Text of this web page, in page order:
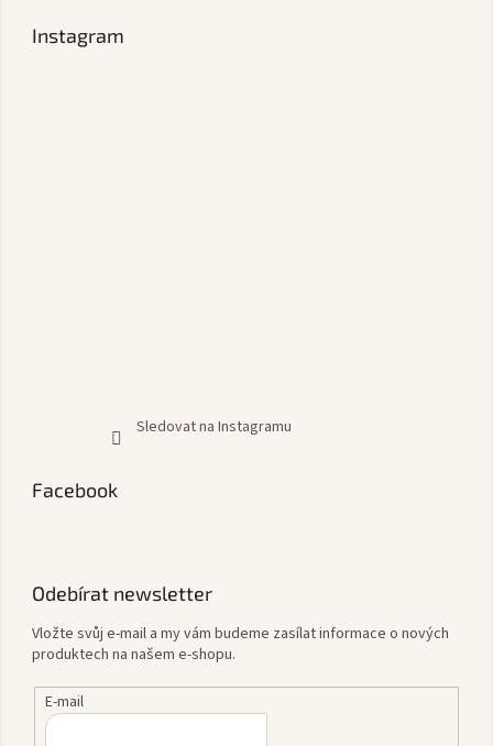
Instagram
Sledovat na Instagramu
Facebook
Odebírat newsletter
Vložte svůj e-mail a my vám budeme zasílat informace o nových
produktech na našem e-shopu.
E-mail